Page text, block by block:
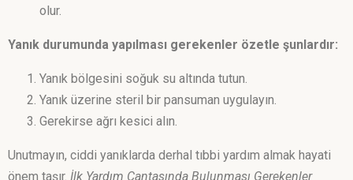
olur.
Yanık durumunda yapılması gerekenler özetle şunlardır:
Yanık bölgesini soğuk su altında tutun.
Yanık üzerine steril bir pansuman uygulayın.
Gerekirse ağrı kesici alın.
Unutmayın, ciddi yanıklarda derhal tıbbi yardım almak hayati
önem taşır. İlk Yardım Çantasında Bulunması Gerekenler